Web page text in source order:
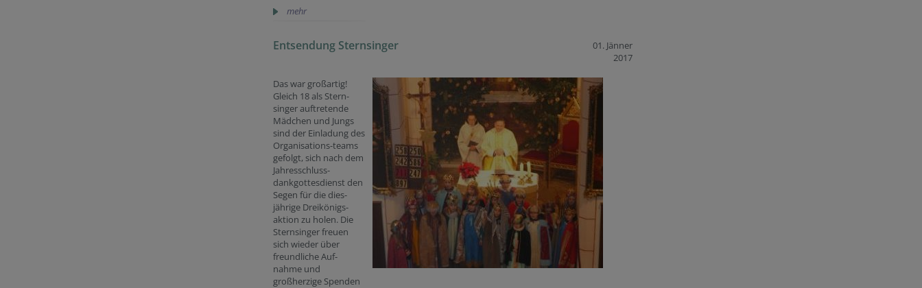
mehr
Entsendung Sternsinger
01. Jänner
2017
Das war großartig!
Gleich 18 als Stern-
singer auftretende
Mädchen und Jungs
sind der Einladung des
Organisations-teams
gefolgt, sich nach dem
Jahresschluss-
dankgottesdienst den
Segen für die dies-
jährige Dreikönigs-
aktion zu holen. Die
Sternsinger freuen
sich wieder über
freundliche Auf-
nahme und
großherzige Spenden